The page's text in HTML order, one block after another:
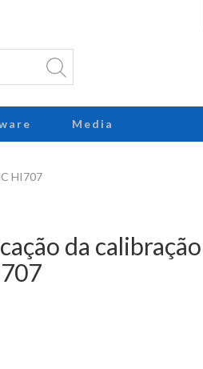
Media
HI707
da